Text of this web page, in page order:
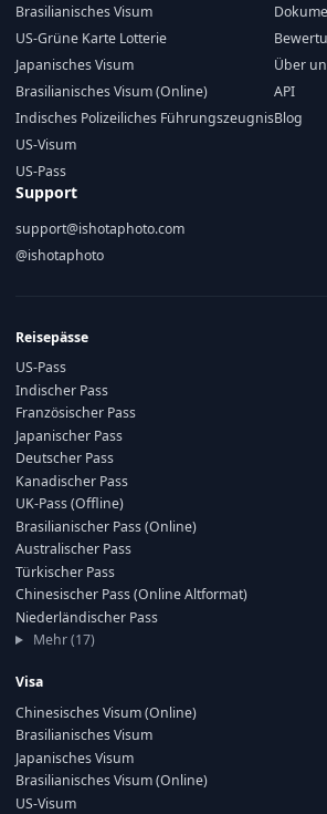
Brasilianisches Visum
US-Grüne Karte Lotterie
Japanisches Visum
Brasilianisches Visum (Online)
Indisches Polizeiliches Führungszeugnis
US-Visum
US-Pass
Über
API
Blog
Support
support@ishotaphoto.com
@ishotaphoto
Reisepässe
US-Pass
Indischer Pass
Französischer Pass
Japanischer Pass
Deutscher Pass
Kanadischer Pass
UK-Pass (Offline)
Brasilianischer Pass (Online)
Australischer Pass
Türkischer Pass
Chinesischer Pass (Online Altformat)
Niederländischer Pass
Mehr (17)
Visa
Chinesisches Visum (Online)
Brasilianisches Visum
Japanisches Visum
Brasilianisches Visum (Online)
US-Visum